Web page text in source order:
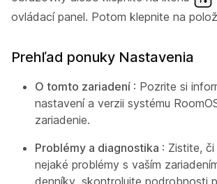
ovládací panel. Potom klepnite na
Prehľad ponuky Nastavenia
O tomto zariadení : Pozrite si
nastavení a verzii systému
zariadenie.
Problémy a diagnostika : Zistite,
nejaké problémy s vaším
denníky, skontrolujte podrobnosti